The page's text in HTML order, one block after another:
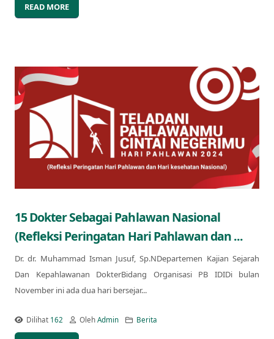
READ MORE
15 Dokter Sebagai Pahlawan Nasional
(Refleksi Peringatan Hari Pahlawan dan ...
Dr. dr. Muhammad Isman Jusuf, Sp.NDepartemen Kajian Sejarah
Dan Kepahlawanan DokterBidang Organisasi PB IDIDi bulan
November ini ada dua hari bersejar...
Dilihat 162 OlehAdmin Berita